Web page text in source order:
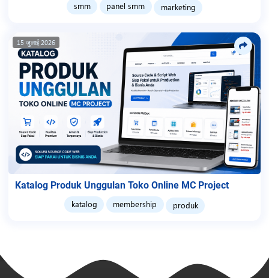
smm panel smm marketing
15 जुलाई 2026
Katalog Produk Unggulan Toko Online MC Project
katalog membership produk